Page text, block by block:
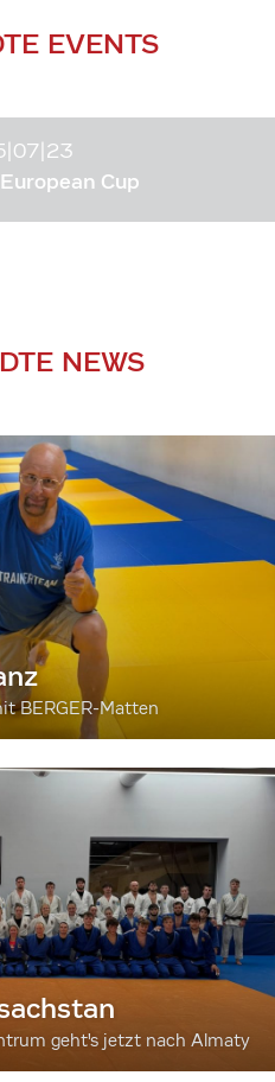
EVENTS
Cup
NEWS
BERGER-Matten
geht's jetzt nach Almaty